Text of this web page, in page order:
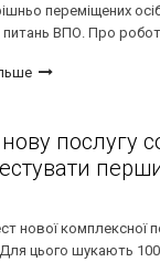
переміщених
ВПО. Про
нову послугу
нової комплексної
цього шукають